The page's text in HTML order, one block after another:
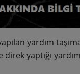
yardım
yaptığı